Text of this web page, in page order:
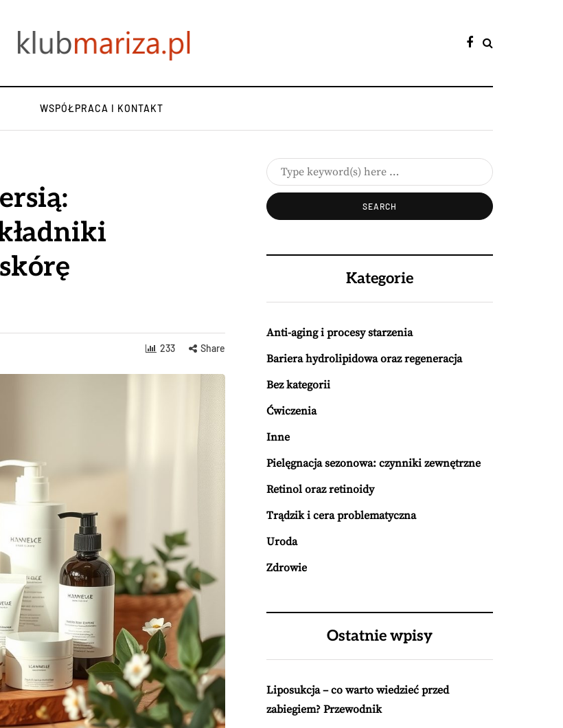
WSPÓŁPRACA I KONTAKT
233 Share
Kategorie
Anti-aging i procesy starzenia
Bariera hydrolipidowa oraz regeneracja
Bez kategorii
Ćwiczenia
Inne
Pielęgnacja sezonowa: czynniki zewnętrzne
Retinol oraz retinoidy
Trądzik i cera problematyczna
Uroda
Zdrowie
Ostatnie wpisy
Liposukcja – co warto wiedzieć przed
zabiegiem? Przewodnik